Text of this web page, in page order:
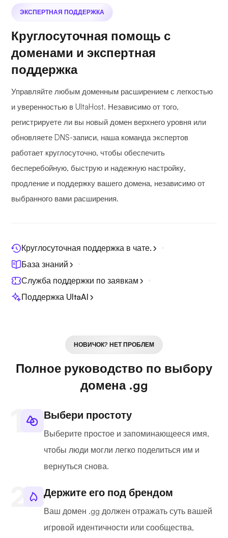
ЭКСПЕРТНАЯ ПОДДЕРЖКА
Круглосуточная помощь с
доменами и экспертная
поддержка
Управляйте любым доменным расширением с легкостью
и уверенностью в UltaHost. Независимо от того,
регистрируете ли вы новый домен верхнего уровня или
обновляете DNS-записи, наша команда экспертов
работает круглосуточно, чтобы обеспечить
бесперебойную, быструю и надежную настройку,
продление и поддержку вашего домена, независимо от
выбранного вами расширения.
Круглосуточная поддержка в чате.
База знаний
Служба поддержки по заявкам
Поддержка UltaAI
НОВИЧОК? НЕТ ПРОБЛЕМ
Полное руководство по выбору
домена .gg
Выбери простоту
Выберите простое и запоминающееся имя,
чтобы люди могли легко поделиться им и
вернуться снова.
Держите его под брендом
Ваш домен .gg должен отражать суть вашей
игровой идентичности или сообщества,